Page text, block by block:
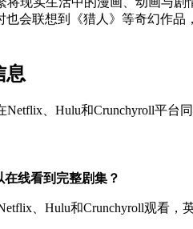
会联想到《猎人》等奇幻作
息
Netflix、Hulu和Crunchyroll平
在线看到完整剧集？
、Hulu和Crunchyroll观看，